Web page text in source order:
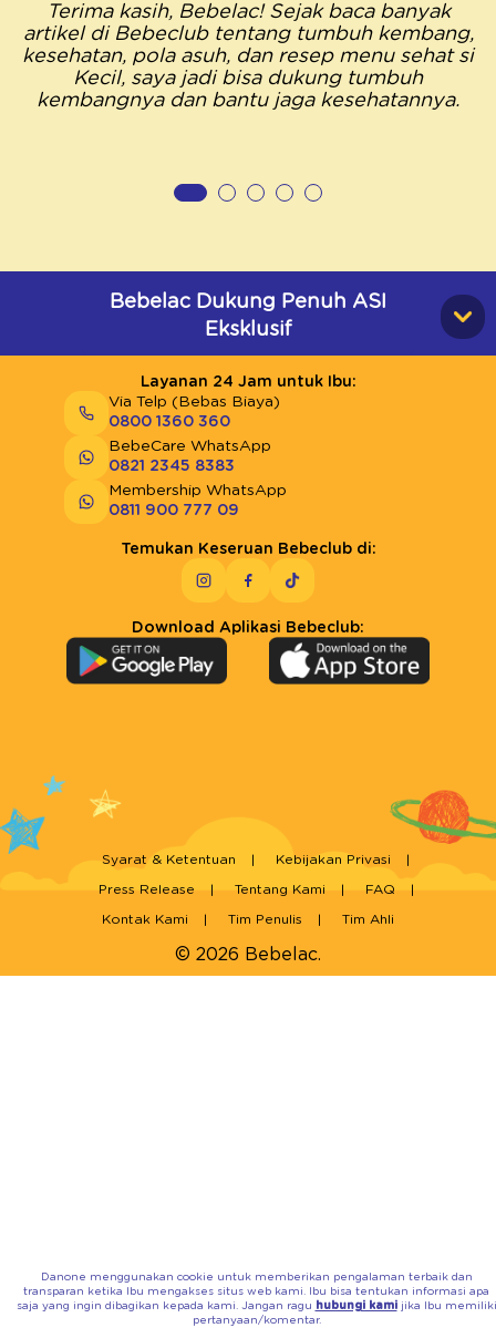
Terima kasih, Bebelac! Sejak baca banyak
artikel di Bebeclub tentang tumbuh kembang,
kesehatan, pola asuh, dan resep menu sehat si
Kecil, saya jadi bisa dukung tumbuh
kembangnya dan bantu jaga kesehatannya.
Bebelac Dukung Penuh ASI
Eksklusif
Layanan 24 Jam untuk Ibu:
Via Telp (Bebas Biaya)
0800 1360 360
BebeCare WhatsApp
0821 2345 8383
Membership WhatsApp
0811 900 777 09
Temukan Keseruan Bebeclub di:
Download Aplikasi Bebeclub:
© 2026 Bebelac.
Syarat & Ketentuan Kebijakan Privasi
Press Release Tentang Kami FAQ
Kontak Kami Tim Penulis Tim Ahli
Danone menggunakan cookie untuk memberikan pengalaman terbaik dan
transparan ketika Ibu mengakses situs web kami. Ibu bisa tentukan informasi apa
saja yang ingin dibagikan kepada kami. Jangan ragu hubungi kamijika Ibu memiliki
pertanyaan/komentar.